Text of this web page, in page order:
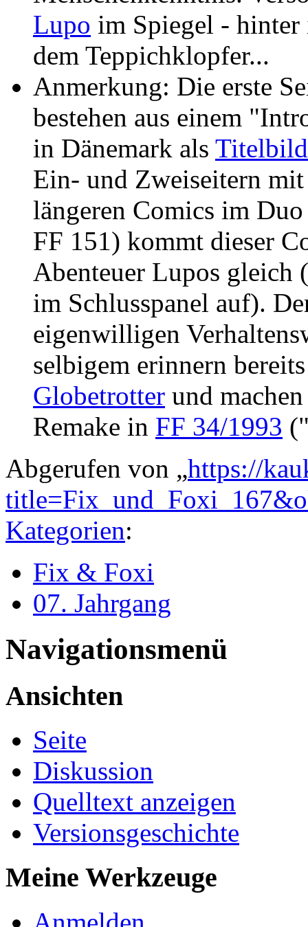
Lupo im Spiegel -
dem Teppichklopfer...
Anmerkung: Die erste
bestehen aus einem
in Dänemark als Titelbild
Ein- und Zweiseitern
längeren Comics im
FF 151) kommt dieser
Abenteuer Lupos gleich
im Schlusspanel auf).
eigenwilligen
selbigem erinnern
Globetrotter und
Remake in FF 34/1993
Abgerufen von „https://
Kategorien:
Fix & Foxi
07. Jahrgang
Navigationsmenü
Ansichten
Seite
Diskussion
Quelltext anzeigen
Versionsgeschichte
Meine Werkzeuge